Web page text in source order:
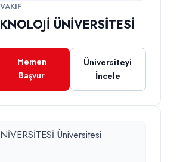
ÜNİVERSİTESİ
Hemen
Başvur
Üniversiteyi
İncele